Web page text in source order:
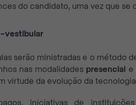
do candidato, uma vez que se
vestibular
serão ministradas e o método
nas modalidades presencial e
virtude da evolução da
iniciativas de